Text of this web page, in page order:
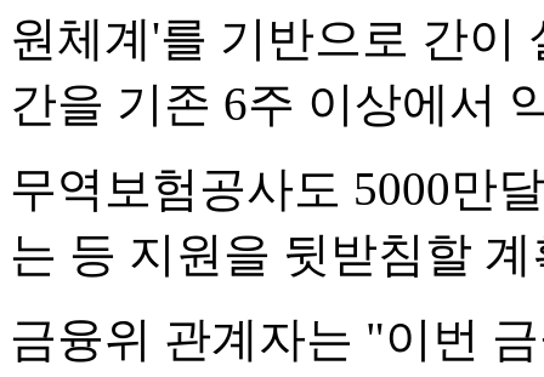
원체계'를 기반으로 간이
간을 기존 6주 이상에서
무역보험공사도 5000만
는 등 지원을 뒷받침할
금융위 관계자는 "이번